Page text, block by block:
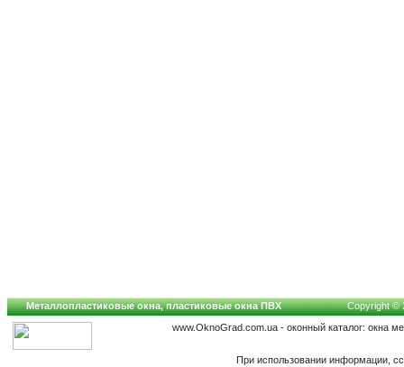
Металлопластиковые окна, пластиковые окна ПВХ
Copyright ©
www.OknoGrad.com.ua - оконный каталог: окна
При использовании информации,